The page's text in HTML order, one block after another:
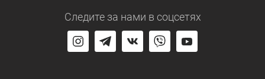
Следите за нами в соцсетях